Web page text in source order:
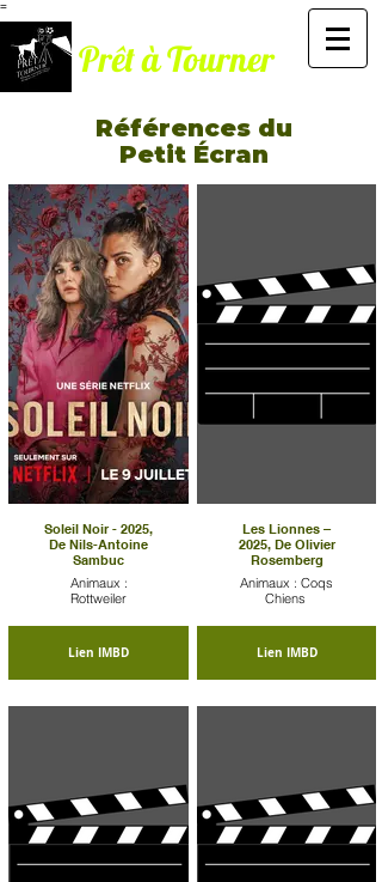
=
Prêt à Tourner
Références du
Petit Écran
Soleil Noir - 2025,
De Nils-Antoine
Sambuc
Animaux :
Rottweiler
Lien IMBD
Les Lionnes –
2025, De Olivier
Rosemberg
Animaux : Coqs
Chiens
Lien IMBD